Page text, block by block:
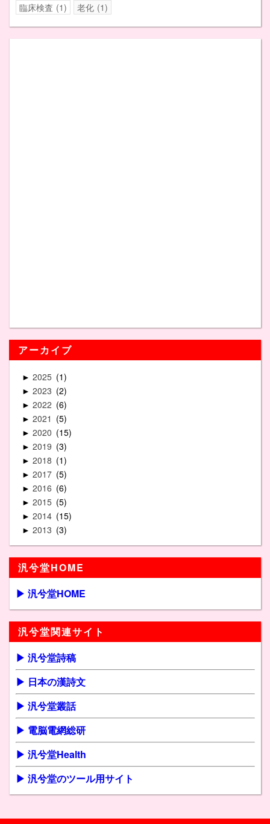
臨床検査 1 老化 1
アーカイブ
► 2025 1
► 2023 2
► 2022 6
► 2021 5
► 2020 15
► 2019 3
► 2018 1
► 2017 5
► 2016 6
► 2015 5
► 2014 15
► 2013 3
汎兮堂HOME
▶ 汎兮堂HOME
汎兮堂関連サイト
▶ 汎兮堂詩稿
▶ 日本の漢詩文
▶ 汎兮堂叢話
▶ 電脳電網総研
▶ 汎兮堂Health
▶ 汎兮堂のツール用サイト